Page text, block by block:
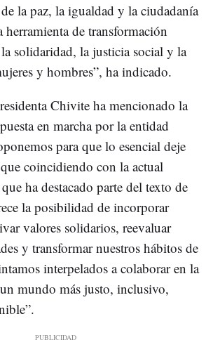
la paz, la igualdad y la ciudadanía
de transformación
la solidaridad, la justicia social y la
y hombres”, ha indicado.
Chivite ha mencionado la
en marcha por la entidad
para que lo esencial deje
coincidiendo con la actual
ha destacado parte del texto de
la posibilidad de incorporar
valores solidarios, reevaluar
y transformar nuestros hábitos de
interpelados a colaborar en la
mundo más justo, inclusivo,